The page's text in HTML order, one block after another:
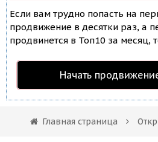
Если вам трудно попасть на
продвижение в десятки раз, а
продвинется в Топ10 за месяц,
Начать
Главная страница